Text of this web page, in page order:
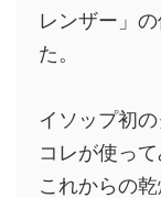
レンザー」
た。
イソップ初
コレが使っ
これからの